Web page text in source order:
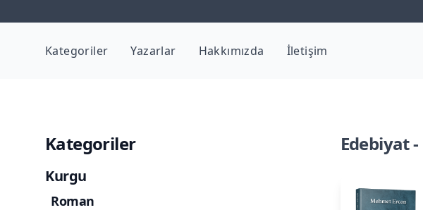
Kategoriler Yazarlar Hakkımızda İletişim
Kategoriler
Kurgu
Roman
Edebiyat-